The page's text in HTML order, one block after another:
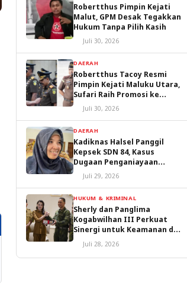
Robertthus Pimpin Kejati
Malut, GPM Desak Tegakkan
Hukum Tanpa Pilih Kasih
Juli 30, 2026
DAERAH
Robertthus Tacoy Resmi
Pimpin Kejati Maluku Utara,
Sufari Raih Promosi ke
Kejaksaan Agung
Juli 30, 2026
DAERAH
Kadiknas Halsel Panggil
Kepsek SDN 84, Kasus
Dugaan Penganiayaan
Diproses
Juli 29, 2026
HUKUM & KRIMINAL
Sherly dan Panglima
Kogabwilhan III Perkuat
Sinergi untuk Keamanan dan
Pembangunan Malut
Juli 28, 2026